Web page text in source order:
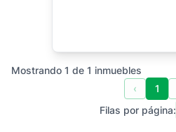
Mostrando 1 de 1 inmuebles
‹
1
Filas por página: